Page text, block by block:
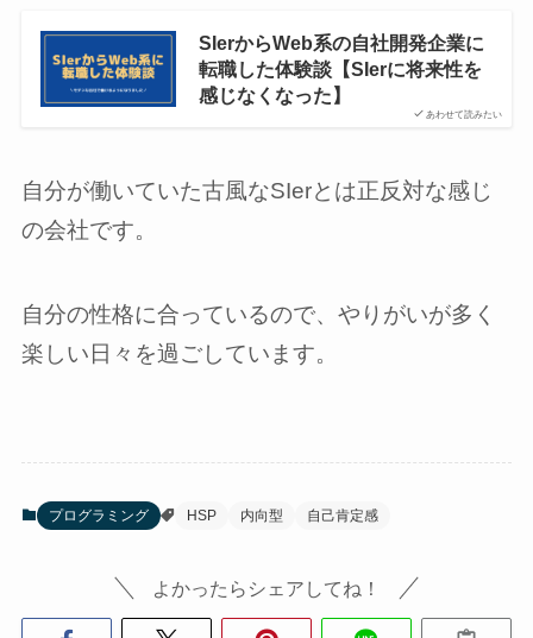
あわせて読みたい
SIerからWeb系の自社開発企業に
転職した体験談【SIerに将来性を
感じなくなった】
自分が働いていた古風なSIerとは正反対な感じ
の会社です。
自分の性格に合っているので、やりがいが多く
楽しい日々を過ごしています。
プログラミング HSP 内向型 自己肯定感
よかったらシェアしてね！